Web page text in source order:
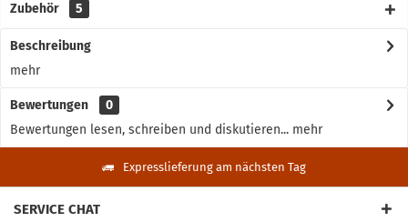
Zubehör 5
Beschreibung
mehr
Bewertungen
0
Bewertungen lesen, schreiben und diskutieren... mehr
Expresslieferung am nächsten Tag
SERVICE CHAT